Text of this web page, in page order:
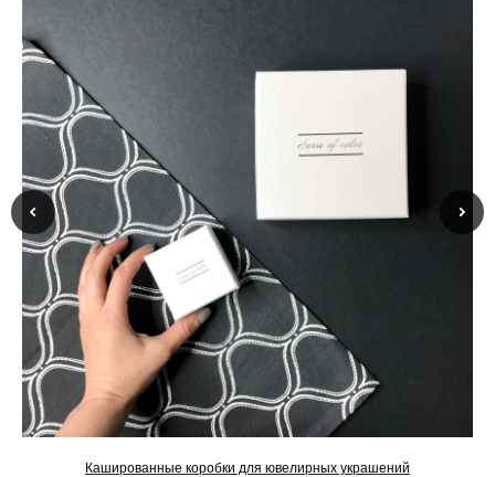
Кашированные коробки для ювелирных украшений